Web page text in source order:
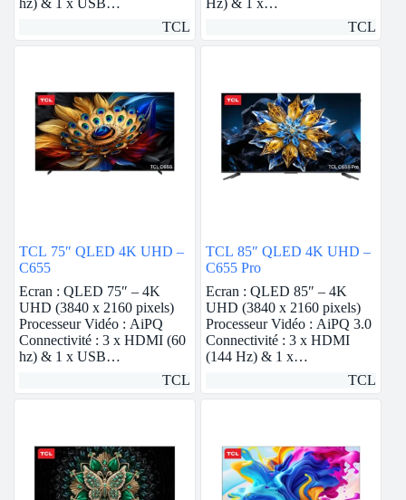
TCL
TCL
TCL 75″ QLED 4K UHD –
C655
Ecran : QLED 75″ – 4K
UHD (3840 x 2160 pixels)
Processeur Vidéo : AiPQ
Connectivité : 3 x HDMI (60
hz) & 1 x USB…
TCL
TCL 85″ QLED 4K UHD –
C655 Pro
Ecran : QLED 85″ – 4K
UHD (3840 x 2160 pixels)
Processeur Vidéo : AiPQ 3.0
Connectivité : 3 x HDMI
(144 Hz) & 1 x…
TCL